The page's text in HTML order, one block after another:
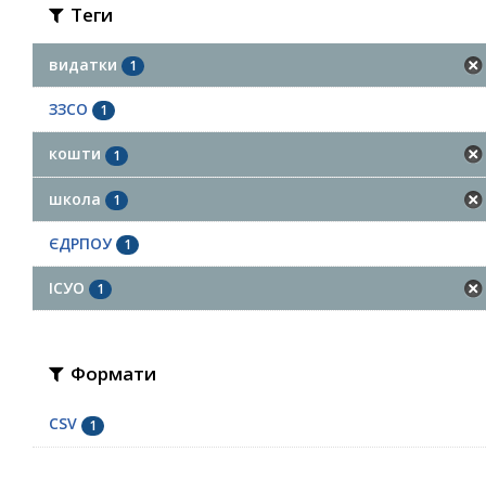
Теги
видатки 1
ЗЗСО 1
кошти 1
школа 1
ЄДРПОУ 1
ІСУО 1
Формати
CSV 1